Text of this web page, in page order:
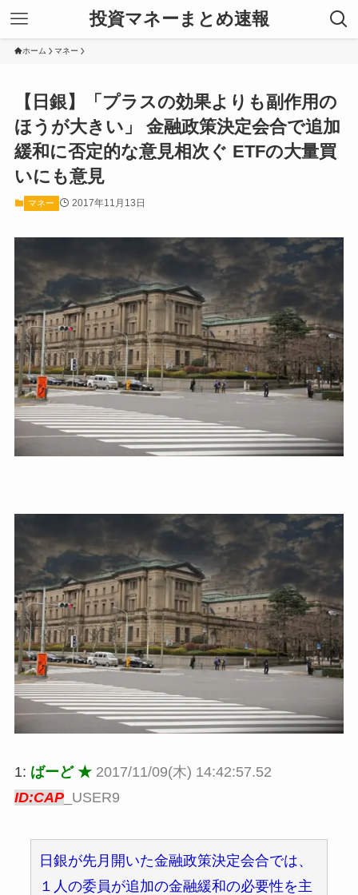
投資マネーまとめ速報
ホーム マネー
【日銀】「プラスの効果よりも副作用の
ほうが大きい」 金融政策決定会合で追加
緩和に否定的な意見相次ぐ ETFの大量買
いにも意見
マネー 2017年11月13日
1: ばーど ★ 2017/11/09(木) 14:42:57.52
ID:CAP_USER9
日銀が先月開いた金融政策決定会合では、
１人の委員が追加の金融緩和の必要性を主